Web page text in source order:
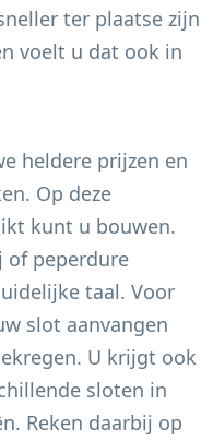
ter plaatse zijn
voelt u dat ook in
heldere prijzen en
Op deze
kunt u bouwen.
of peperdure
taal. Voor
slot aanvangen
U krijgt ook
sloten in
Reken daarbij op